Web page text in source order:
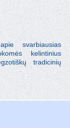
svarbiausias
kelintinius
tradicinių